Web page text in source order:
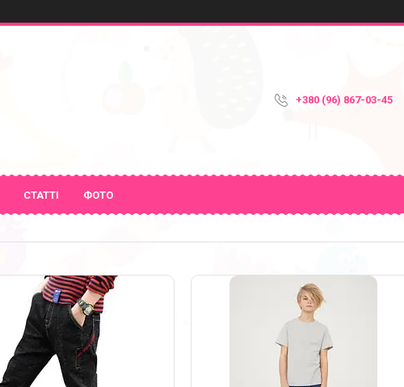
+380 (96) 867-03-45
СТАТТІ ФОТО